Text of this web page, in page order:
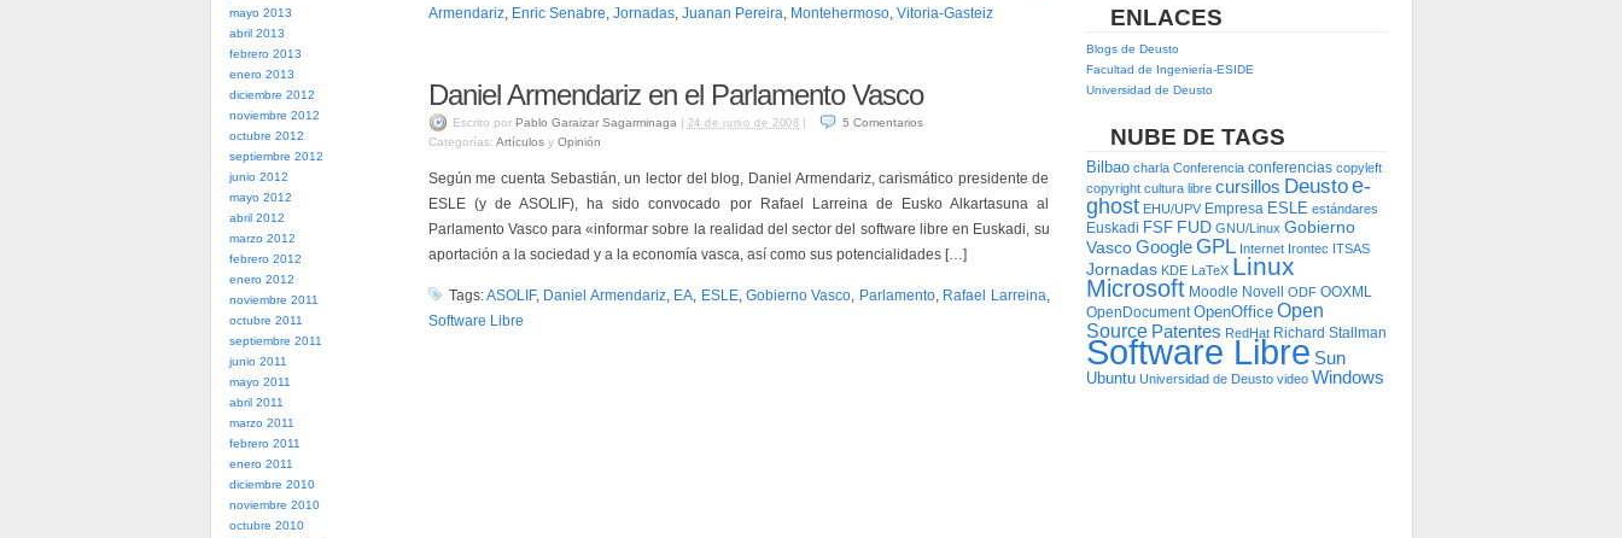
mayo 2013
abril 2013
febrero 2013
enero 2013
diciembre 2012
noviembre 2012
octubre 2012
septiembre 2012
junio 2012
mayo 2012
abril 2012
marzo 2012
febrero 2012
enero 2012
noviembre 2011
octubre 2011
septiembre 2011
junio 2011
mayo 2011
abril 2011
marzo 2011
febrero 2011
enero 2011
diciembre 2010
noviembre 2010
octubre 2010
Armendariz, Enric Senabre, Jornadas, Juanan Pereira, Montehermoso, Vitoria-Gasteiz
Daniel Armendariz en el Parlamento Vasco
Escrito por Pablo Garaizar Sagarminaga | 24 de junio de 2008 | 5Comentarios
Categorías: Artículosy Opinión
Según me cuenta Sebastián, un lector del blog, Daniel Armendariz, carismático presidente de
ESLE (y de ASOLIF), ha sido convocado por Rafael Larreina de Eusko Alkartasuna al
Parlamento Vasco para «informar sobre la realidad del sector del software libre en Euskadi, su
aportación a la sociedad y a la economía vasca, así como sus potencialidades […]
Tags:ASOLIF, Daniel Armendariz, EA, ESLE, Gobierno Vasco, Parlamento, Rafael Larreina,
Software Libre
ENLACES
Blogs de Deusto
Facultad de Ingeniería-ESIDE
Universidad de Deusto
NUBE DE TAGS
Bilbao charla Conferencia conferencias copyleft
copyright cultura libre cursillos Deustoe-
ghost EHU/UPV Empresa ESLE estándares
Euskadi FSF FUD GNU/Linux Gobierno
Vasco Google GPL Internet Irontec ITSAS
Jornadas KDE LaTeX Linux
Microsoft Moodle Novell ODF OOXML
OpenDocument OpenOffice Open
Source Patentes RedHat Richard Stallman
Software Libre Sun
Ubuntu Universidad de Deusto video Windows